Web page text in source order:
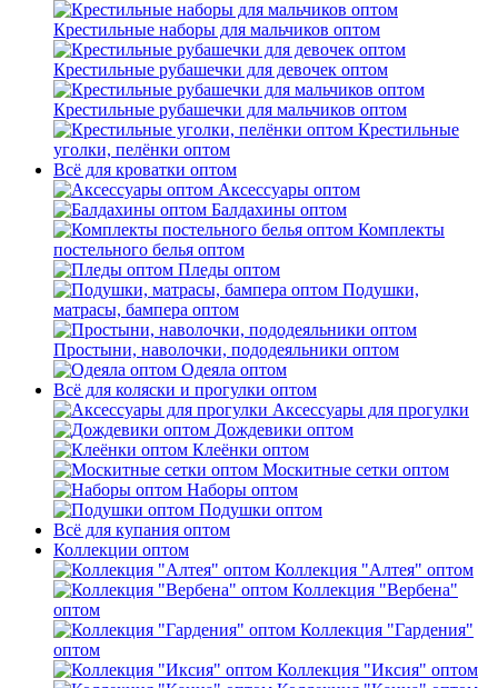
Крестильные наборы для мальчиков оптом
Крестильные рубашечки для девочек оптом
Крестильные рубашечки для мальчиков оптом
Крестильные
уголки, пелёнки оптом
Всё для кроватки оптом
Аксессуары оптом
Балдахины оптом
Комплекты
постельного белья оптом
Пледы оптом
Подушки,
матрасы, бампера оптом
Простыни, наволочки, пододеяльники оптом
Одеяла оптом
Всё для коляски и прогулки оптом
Аксессуары для прогулки
Дождевики оптом
Клеёнки оптом
Москитные сетки оптом
Наборы оптом
Подушки оптом
Всё для купания оптом
Коллекции оптом
Коллекция "Алтея" оптом
Коллекция "Вербена"
оптом
Коллекция "Гардения"
оптом
Коллекция "Иксия" оптом